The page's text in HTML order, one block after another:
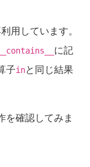
用しています。
__contains__ に記
子inと同じ結果
確認してみま